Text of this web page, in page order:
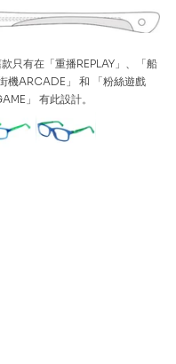
只有在「重播REPLAY」、「船
機ARCADE」 和 「粉絲遊戲
」 有此設計。